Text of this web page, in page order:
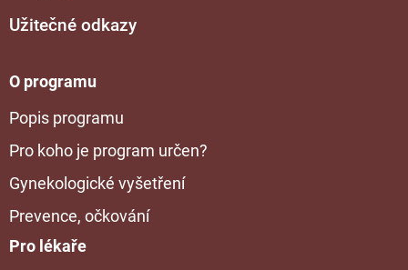
Užitečné odkazy
O programu
Popis programu
Pro koho je program určen?
Gynekologické vyšetření
Prevence, očkování
Pro lékaře